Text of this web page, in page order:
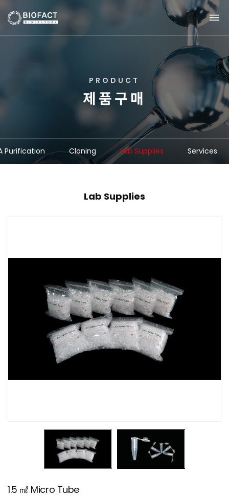
P R O D U C T
제 품구 매
Purification Cloning Lab Supplies Services
Lab Supplies
1.5 ㎖ Micro Tube